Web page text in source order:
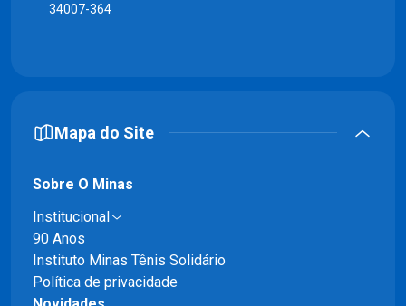
34007-364
Mapa do Site
Sobre O Minas
Institucional
90 Anos
Instituto Minas Tênis Solidário
Política de privacidade